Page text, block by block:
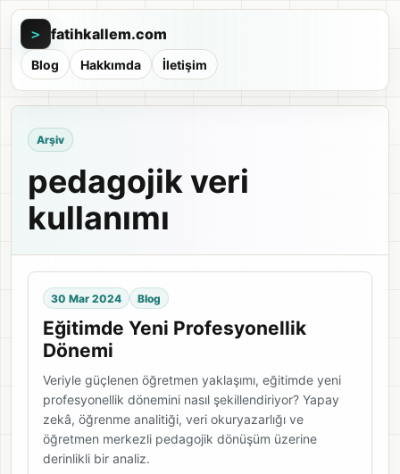
> fatihkallem.com
Blog Hakkımda İletişim
Arşiv
pedagojik veri
kullanımı
30 Mar 2024 Blog
Eğitimde Yeni Profesyonellik
Dönemi
Veriyle güçlenen öğretmen yaklaşımı, eğitimde yeni
profesyonellik dönemini nasıl şekillendiriyor? Yapay
zekâ, öğrenme analitiği, veri okuryazarlığı ve
öğretmen merkezli pedagojik dönüşüm üzerine
derinlikli bir analiz.